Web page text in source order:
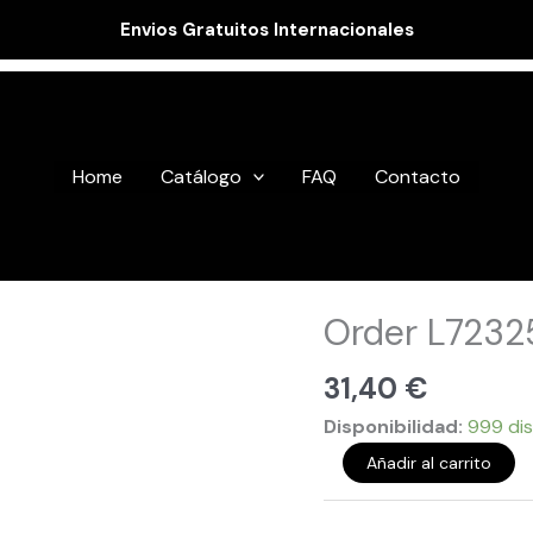
Envios Gratuitos Internacionales
Home Catálogo FAQ Contacto
Order
31,40 €
Disponibilidad: 999
L723255
cantidad
Añadir al carrito